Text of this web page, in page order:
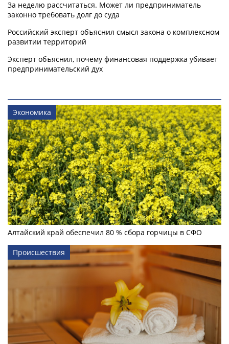
За неделю рассчитаться. Может ли предприниматель
законно требовать долг до суда
Российский эксперт объяснил смысл закона о комплексном
развитии территорий
Эксперт объяснил, почему финансовая поддержка убивает
предпринимательский дух
Экономика
Алтайский край обеспечил 80 % сбора горчицы в СФО
Происшествия